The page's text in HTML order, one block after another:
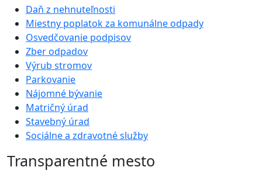
Daň z nehnuteľnosti
Miestny poplatok za komunálne odpady
Osvedčovanie podpisov
Zber odpadov
Výrub stromov
Parkovanie
Nájomné bývanie
Matričný úrad
Stavebný úrad
Sociálne a zdravotné služby
Transparentné mesto